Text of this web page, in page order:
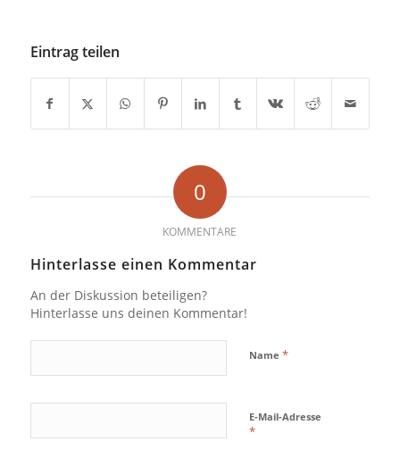
Eintrag teilen
0
KOMMENTARE
Hinterlasse einen Kommentar
An der Diskussion beteiligen?
Hinterlasse uns deinen Kommentar!
Name *
E-Mail-Adresse
*